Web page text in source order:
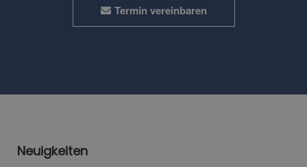
Termin vereinbaren
Neuigkeiten